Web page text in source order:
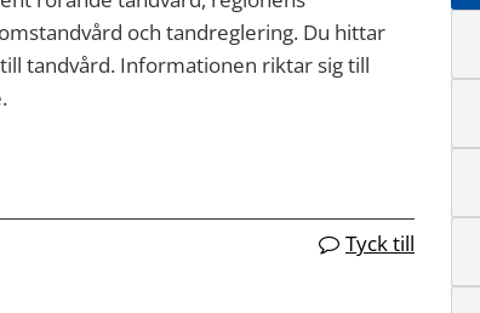
och tandreglering. Du hittar
tandvård. Informationen riktar sig till
Tyck till